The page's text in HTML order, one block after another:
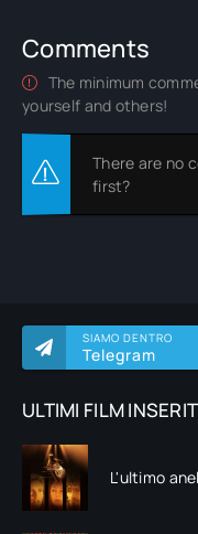
SIAMO DENTRO
Telegram
ULTIMI FILM
L'ultimo
Comments
The minimum
yourself and others!
There are no
first?